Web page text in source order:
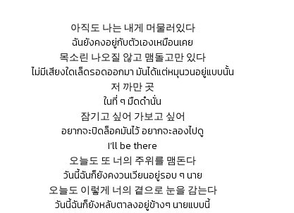
아직도 나는 내게 머물러있다
ฉันยังคงอยู่กับตัวเองเหมือนเคย
목소린 나오질 않고 맴돌고만 있다
ไม่มีเสียงใดเล็ดรอดออกมา มันได้แต่หมุนวนอยู่แบบนั้น
저 까만 곳
ในที่ ๆ มืดดำนั่น
잠기고 싶어 가보고 싶어
อยากจะปิดล็อคมันไว้ อยากจะลองไปดู
I’ll be there
오늘도 또 너의 주위를 맴돈다
วันนี้ฉันก็ยังคงวนเวียนอยู่รอบ ๆ นาย
오늘도 이렇게 너의 곁으로 눈을 감는다
วันนี้ฉันก็ยังหลับตาลงอยู่ข้างๆ นายแบบนี้